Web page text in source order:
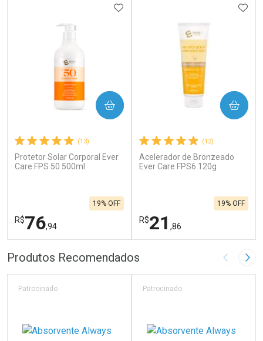
(13)
Protetor Solar Corporal Ever
Care FPS 50 500ml
R$76,94
19% OFF
ADICIONAR AOS FAVORITOS
COMPRAR
FECHAR
Laboratório
FECHAR
Por Menos
(12)
Acelerador de Bronzeado
Ever Care FPS6 120g
R$21 ,86
19% OFF
COMPRAR
Laboratório
Por Menos
Produtos Recomendados Imagem
Patrocinado Patrocinado